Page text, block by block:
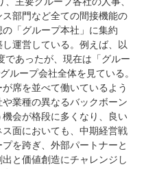
部門など全ての間接機能の
「グループ本社」に集約
運営している。例えば、以
であったが、現在は「グルー
ループ会社全体を見ている。
席を並べて働いているよう
業種の異なるバックボーン
会が格段に多くなり、良い
面においても、中期経営戦
を跨ぎ、外部パートナーと
と価値創造にチャレンジし